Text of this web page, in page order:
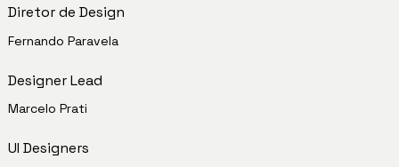
Diretor de Design
Fernando Paravela
Designer Lead
Marcelo Prati
UI Designers